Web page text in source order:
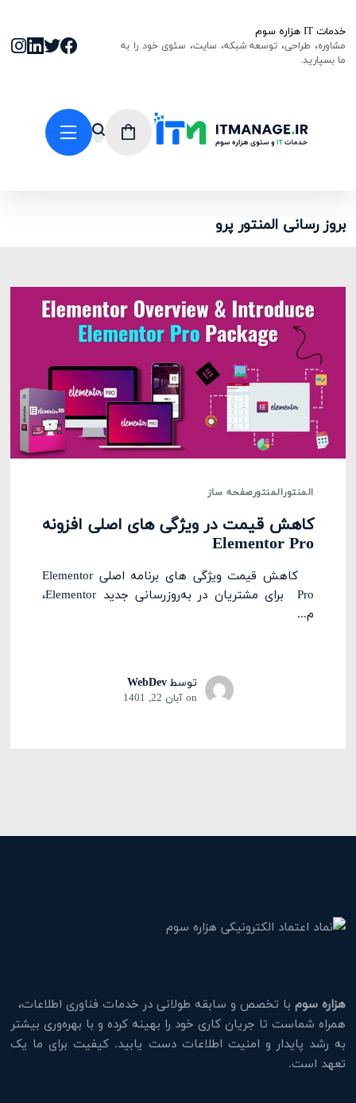
خدمات IT هزاره سوم
مشاوره، طراحی، توسعه شبکه، سایت، سئوی خود را به
ما بسپارید.
بروز رسانی المنتور پرو
المنتورالمنتورصفحه ساز
کاهش قیمت‌ در ویژگی های اصلی افزونه
Elementor Pro
کاهش قیمت‌ ویژگی های برنامه اصلی Elementor
Pro برای مشتریان در به‌روزرسانی جدید Elementor،
م...
توسطWebDev
on آبان 22, 1401
هزاره سوم با تخصص و سابقه طولانی در خدمات فناوری اطلاعات،
همراه شماست تا جریان کاری خود را بهینه کرده و با بهره‌وری بیشتر
به رشد پایدار و امنیت اطلاعات دست یابید. کیفیت برای ما یک
تعهد است.